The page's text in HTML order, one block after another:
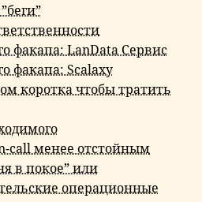
факапа: LanData Сервис
факапа: Scalaxy
коротка чтобы тратить
call менее отстойным
в покое” или
операционные